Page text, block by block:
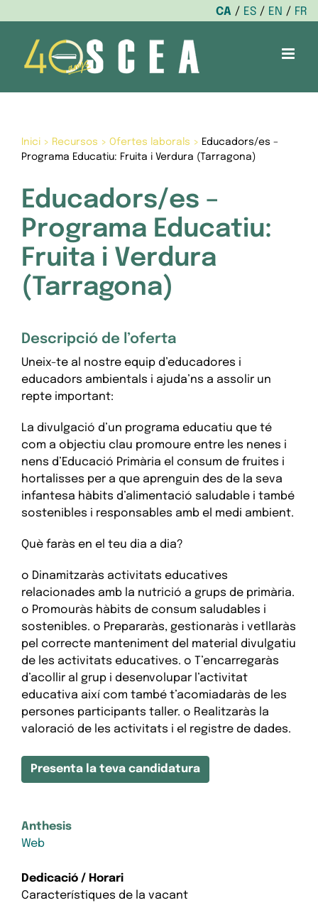
CA ES EN
FR
content
Inici> Recursos > Ofertes laborals > Educadors/es –
Programa Educatiu: Fruita i Verdura (Tarragona)
Educadors/es –
Programa Educatiu:
Fruita i Verdura
(Tarragona)
Descripció de l’oferta
Uneix-te al nostre equip d’educadores i
educadors ambientals i ajuda’ns a assolir un
repte important:
La divulgació d’un programa educatiu que té
com a objectiu clau promoure entre les nenes i
nens d’Educació Primària el consum de fruites i
hortalisses per a que aprenguin des de la seva
infantesa hàbits d’alimentació saludable i també
sostenibles i responsables amb el medi ambient.
Què faràs en el teu dia a dia?
o Dinamitzaràs activitats educatives
relacionades amb la nutrició a grups de primària.
o Promouràs hàbits de consum saludables i
sostenibles. o Prepararàs, gestionaràs i vetllaràs
pel correcte manteniment del material divulgatiu
de les activitats educatives. o T’encarregaràs
d’acollir al grup i desenvolupar l’activitat
educativa així com també t’acomiadaràs de les
persones participants taller. o Realitzaràs la
valoració de les activitats i el registre de dades.
Presenta la teva candidatura
Anthesis
Web
Dedicació / Horari
Característiques de la vacant